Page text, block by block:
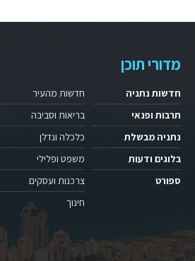
מדורי תוכן
חדשות נתניה
תרבות ופנאי
נתניה מבשלת
בלוגים ודעות
ספורט
חדשות מהעיר
בריאות וסביבה
כלכלה ונדלן
משפט ופלילי
צרכנות ועסקים
חינוך